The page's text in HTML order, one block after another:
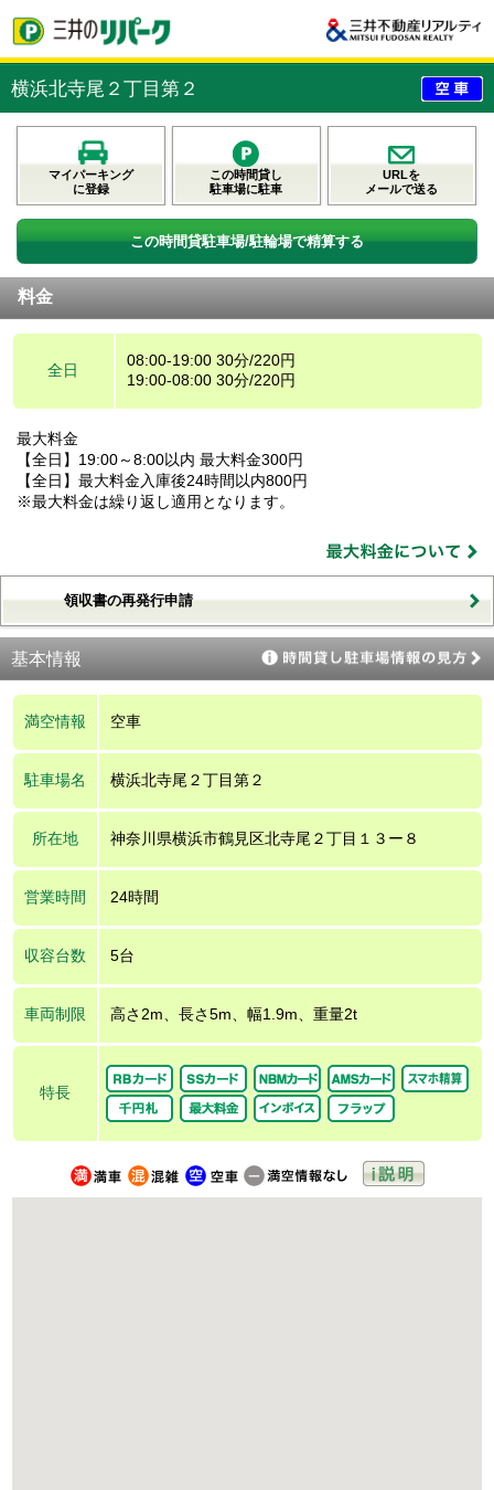
横浜北寺尾２丁目第２
マイパーキング
に登録
この時間貸し
駐車場に駐車
URLを
メールで送る
この時間貸駐車場/駐輪場で精算する
料金
全日
08:00-19:00 30分/220円
19:00-08:00 30分/220円
最大料金
【全日】19:00～8:00以内 最大料金300円
【全日】最大料金入庫後24時間以内800円
※最大料金は繰り返し適用となります。
領収書の再発行申請
基本情報
満空情報 空車
駐車場名 横浜北寺尾２丁目第２
所在地 神奈川県横浜市鶴見区北寺尾２丁目１３ー８
営業時間 24時間
収容台数 5台
車両制限 高さ2m、長さ5m、幅1.9m、重量2t
特長